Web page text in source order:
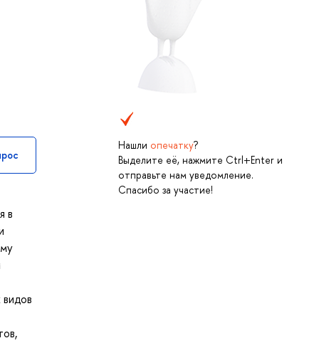
Нашли опечатку?
Выделите её, нажмите Ctrl+Enter и
отправьте нам уведомление.
Спасибо за участие!
в